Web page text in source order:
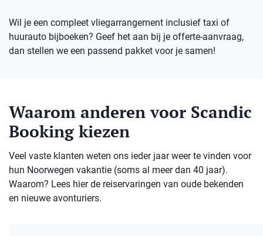
Wil je een compleet vliegarrangement inclusief taxi of
huurauto bijboeken? Geef het aan bij je offerte-aanvraag,
dan stellen we een passend pakket voor je samen!
Waarom anderen voor Scandic
Booking kiezen
Veel vaste klanten weten ons ieder jaar weer te vinden voor
hun Noorwegen vakantie (soms al meer dan 40 jaar).
Waarom? Lees hier de reiservaringen van oude bekenden
en nieuwe avonturiers.